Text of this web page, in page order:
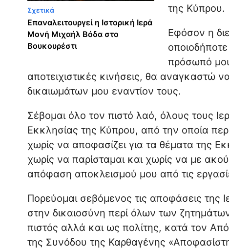
Σχετικά
Επαναλειτουργεί η Ιστορική Ιερά
Μονή Μιχαήλ Βόδα στο
Βουκουρέστι
της Κύπρου.
Εφόσον η
πρόσωπό
αποτειχιστικές κινήσεις, θα
δικαιωμάτων μου εναντίον τους.
Σέβομαι όλο τον πιστό λαό, όλους τους
Εκκλησίας της Κύπρου, από την οποία
χωρίς να αποφασίζει για τα θέματα της
χωρίς να παρίσταμαι και χωρίς να με
απόφαση αποκλεισμού μου από τις
Πορεύομαι σεβόμενος τις αποφάσεις της
στην δικαιοσύνη περί όλων των
πιστός αλλά και ως πολίτης, κατά τον
της Συνόδου της Καρθαγένης